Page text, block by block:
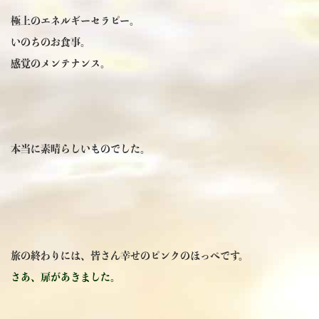
極上のエネルギーセラピー。
いのちのお食事。
感覚のメンテナンス。
本当に素晴らしいものでした。
旅の終わりには、皆さん幸せのピンクのほっぺです。
さあ、扉があきました。